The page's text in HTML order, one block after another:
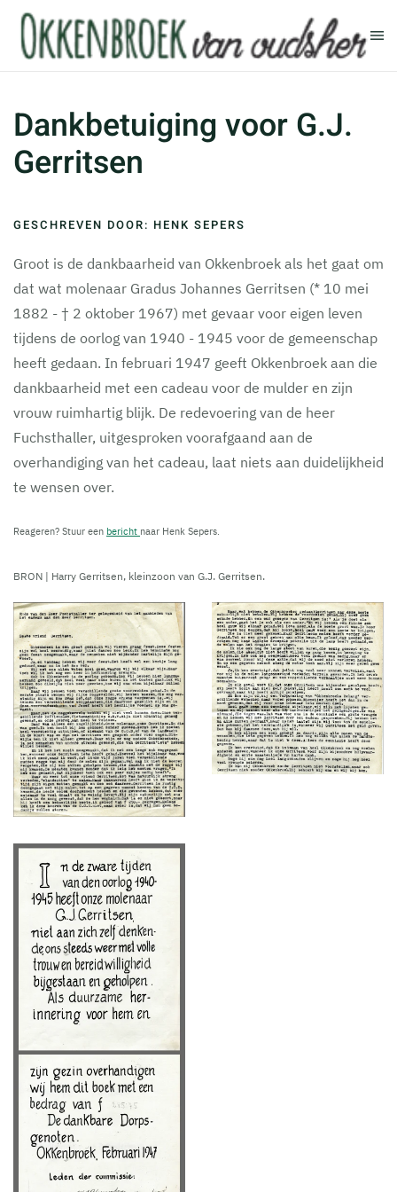
Terug naar hoofdinhoud
Dankbetuiging voor G.J.
Gerritsen
GESCHREVEN DOOR: HENK SEPERS
Groot is de dankbaarheid van Okkenbroek als het gaat om
dat wat molenaar Gradus Johannes Gerritsen (* 10 mei
1882 - † 2 oktober 1967) met gevaar voor eigen leven
tijdens de oorlog van 1940 - 1945 voor de gemeenschap
heeft gedaan. In februari 1947 geeft Okkenbroek aan die
dankbaarheid met een cadeau voor de mulder en zijn
vrouw ruimhartig blijk. De redevoering van de heer
Fuchsthaller, uitgesproken voorafgaand aan de
overhandiging van het cadeau, laat niets aan duidelijkheid
te wensen over.
Reageren? Stuur een bericht naar Henk Sepers.
BRON | Harry Gerritsen, kleinzoon van G.J. Gerritsen.